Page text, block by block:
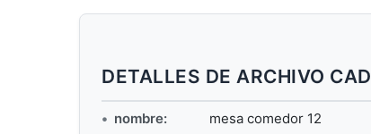
DETALLES DE ARCHIVO CAD
nombre:
mesa comedor 12